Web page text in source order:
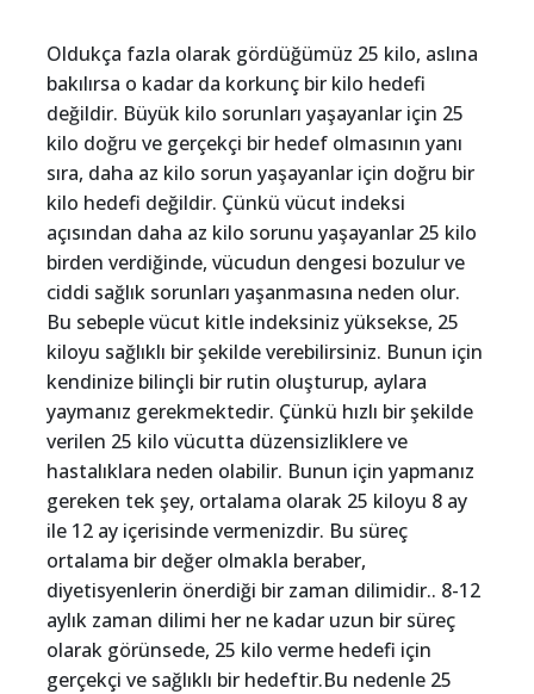
Oldukça fazla olarak gördüğümüz 25 kilo, aslına
bakılırsa o kadar da korkunç bir kilo hedefi
değildir. Büyük kilo sorunları yaşayanlar için 25
kilo doğru ve gerçekçi bir hedef olmasının yanı
sıra, daha az kilo sorun yaşayanlar için doğru bir
kilo hedefi değildir. Çünkü vücut indeksi
açısından daha az kilo sorunu yaşayanlar 25 kilo
birden verdiğinde, vücudun dengesi bozulur ve
ciddi sağlık sorunları yaşanmasına neden olur.
Bu sebeple vücut kitle indeksiniz yüksekse, 25
kiloyu sağlıklı bir şekilde verebilirsiniz. Bunun için
kendinize bilinçli bir rutin oluşturup, aylara
yaymanız gerekmektedir. Çünkü hızlı bir şekilde
verilen 25 kilo vücutta düzensizliklere ve
hastalıklara neden olabilir. Bunun için yapmanız
gereken tek şey, ortalama olarak 25 kiloyu 8 ay
ile 12 ay içerisinde vermenizdir. Bu süreç
ortalama bir değer olmakla beraber,
diyetisyenlerin önerdiği bir zaman dilimidir.. 8-12
aylık zaman dilimi her ne kadar uzun bir süreç
olarak görünsede, 25 kilo verme hedefi için
gerçekçi ve sağlıklı bir hedeftir.Bu nedenle 25